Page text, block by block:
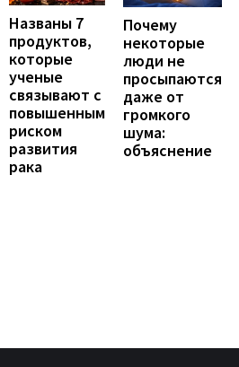
Названы 7
продуктов,
которые
ученые
связывают с
повышенным
риском
развития
рака
Почему
некоторые
люди не
просыпаются
даже от
громкого
шума:
объяснение